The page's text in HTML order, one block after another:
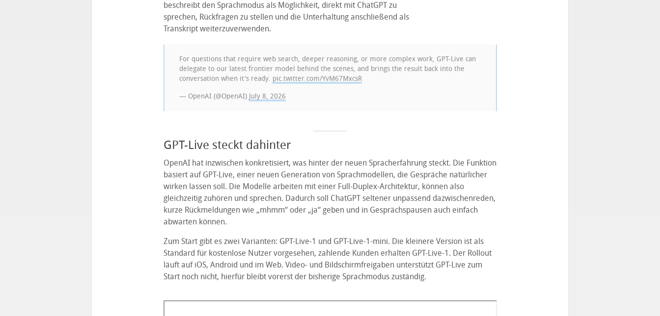
beschreibt den Sprachmodus als Möglichkeit, direkt mit ChatGPT zu
sprechen, Rückfragen zu stellen und die Unterhaltung anschließend als
Transkript weiterzuverwenden.
For questions that require web search, deeper reasoning, or more complex work, GPT-Live can
delegate to our latest frontier model behind the scenes, and brings the result back into the
conversation when it's ready. pic.twitter.com/YvM67MxcsR
— OpenAI (@OpenAI) July 8, 2026
GPT-Live steckt dahinter
OpenAI hat inzwischen konkretisiert, was hinter der neuen Spracherfahrung steckt. Die Funktion
basiert auf GPT-Live, einer neuen Generation von Sprachmodellen, die Gespräche natürlicher
wirken lassen soll. Die Modelle arbeiten mit einer Full-Duplex-Architektur, können also
gleichzeitig zuhören und sprechen. Dadurch soll ChatGPT seltener unpassend dazwischenreden,
kurze Rückmeldungen wie „mhmm“ oder „ja“ geben und in Gesprächspausen auch einfach
abwarten können.
Zum Start gibt es zwei Varianten: GPT-Live-1 und GPT-Live-1-mini. Die kleinere Version ist als
Standard für kostenlose Nutzer vorgesehen, zahlende Kunden erhalten GPT-Live-1. Der Rollout
läuft auf iOS, Android und im Web. Video- und Bildschirmfreigaben unterstützt GPT-Live zum
Start noch nicht, hierfür bleibt vorerst der bisherige Sprachmodus zuständig.